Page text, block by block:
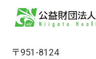
〒951-8124